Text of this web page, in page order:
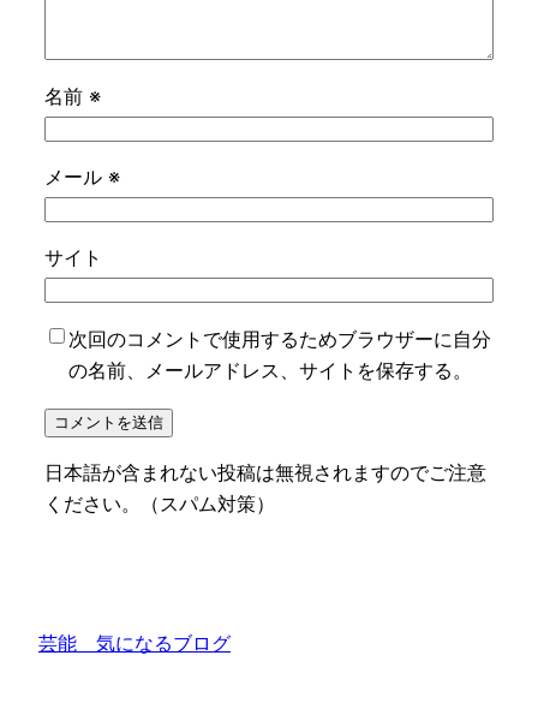
名前 ※
メール ※
サイト
次回のコメントで使用するためブラウザーに自分
の名前、メールアドレス、サイトを保存する。
日本語が含まれない投稿は無視されますのでご注意
ください。（スパム対策）
芸能 気になるブログ